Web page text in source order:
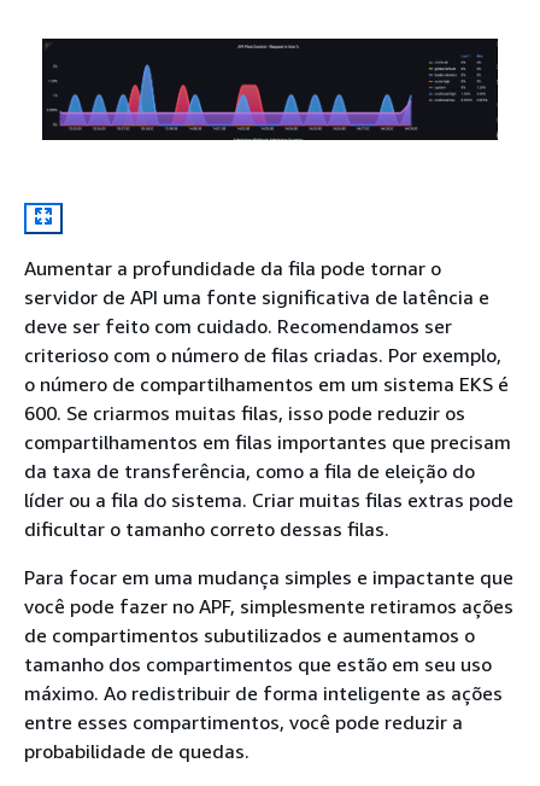
Aumentar a profundidade da fila pode tornar o
servidor de API uma fonte significativa de latência e
deve ser feito com cuidado. Recomendamos ser
criterioso com o número de filas criadas. Por exemplo,
o número de compartilhamentos em um sistema EKS é
600. Se criarmos muitas filas, isso pode reduzir os
compartilhamentos em filas importantes que precisam
da taxa de transferência, como a fila de eleição do
líder ou a fila do sistema. Criar muitas filas extras pode
dificultar o tamanho correto dessas filas.
Para focar em uma mudança simples e impactante que
você pode fazer no APF, simplesmente retiramos ações
de compartimentos subutilizados e aumentamos o
tamanho dos compartimentos que estão em seu uso
máximo. Ao redistribuir de forma inteligente as ações
entre esses compartimentos, você pode reduzir a
probabilidade de quedas.